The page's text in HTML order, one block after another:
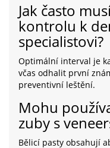
Jak často
kontrolu k
specialistovi?
Optimální interval je
včas odhalit první
preventivní leštění.
Mohu
zuby s
Bělicí pasty obsahují